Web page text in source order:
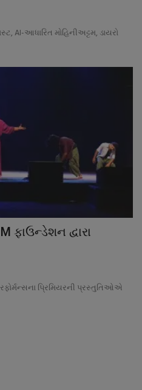
AI-આધારિત મોહિનીઅટ્ટમ, ડાયરો
ફાઉન્ડેશન દ્વારા
પ્રિમિયરની પ્રસ્તુતિઓએ